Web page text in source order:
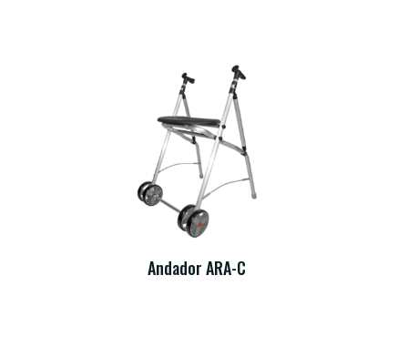
Andador ARA-C